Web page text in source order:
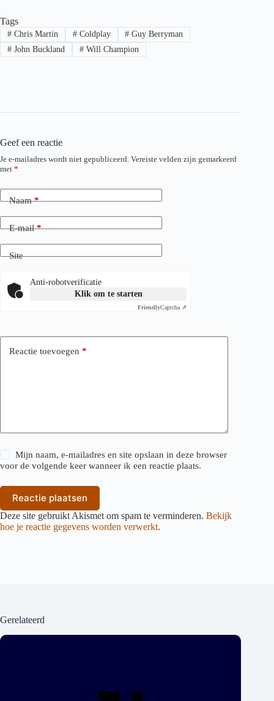
Tags
#Chris Martin #Coldplay # Guy Berryman
#John Buckland #Will Champion
Geef een reactie
Je e-mailadres wordt niet gepubliceerd. Vereiste velden zijn gemarkeerd
met *
Naam*
E-mail*
Site
Anti-robotverificatie
Klik om te starten
FriendlyCaptcha ⇗
Reactie toevoegen *
Mijn naam, e-mailadres en site opslaan in deze browser
voor de volgende keer wanneer ik een reactie plaats.
Reactie plaatsen
Deze site gebruikt Akismet om spam te verminderen. Bekijk
hoe je reactie gegevens worden verwerkt.
Gerelateerd